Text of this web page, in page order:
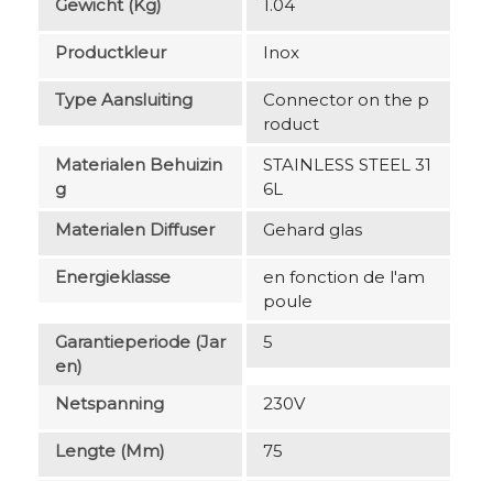
Gewicht (kg) 1.04
Productkleur Inox
Type Aansluiting
Connector on the p
roduct
Materialen Behuizin
G
STAINLESS STEEL 31
6L
Materialen Diffuser
Gehard glas
Energieklasse
en fonction de l'am
poule
Garantieperiode (jar
En)
5
Netspanning 230V
Lengte (mm) 75